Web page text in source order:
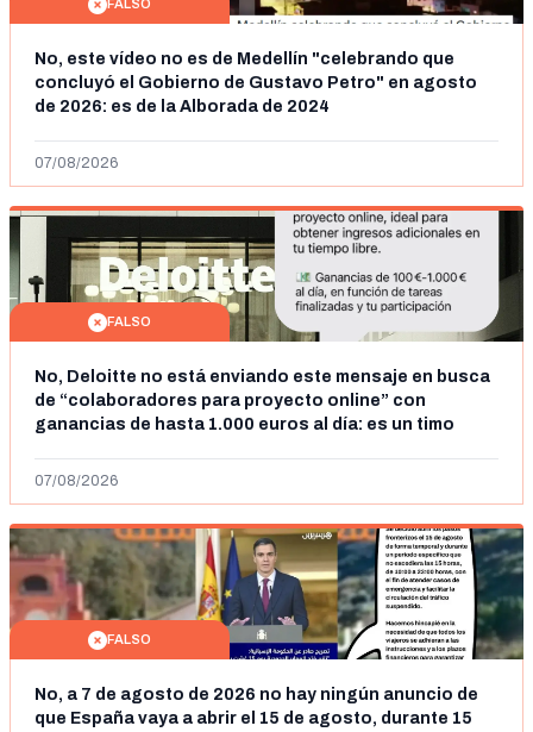
FALSO
No, este vídeo no es de Medellín "celebrando que
concluyó el Gobierno de Gustavo Petro" en agosto
de 2026: es de la Alborada de 2024
07/08/2026
FALSO
No, Deloitte no está enviando este mensaje en busca
de “colaboradores para proyecto online” con
ganancias de hasta 1.000 euros al día: es un timo
07/08/2026
FALSO
No, a 7 de agosto de 2026 no hay ningún anuncio de
que España vaya a abrir el 15 de agosto, durante 15